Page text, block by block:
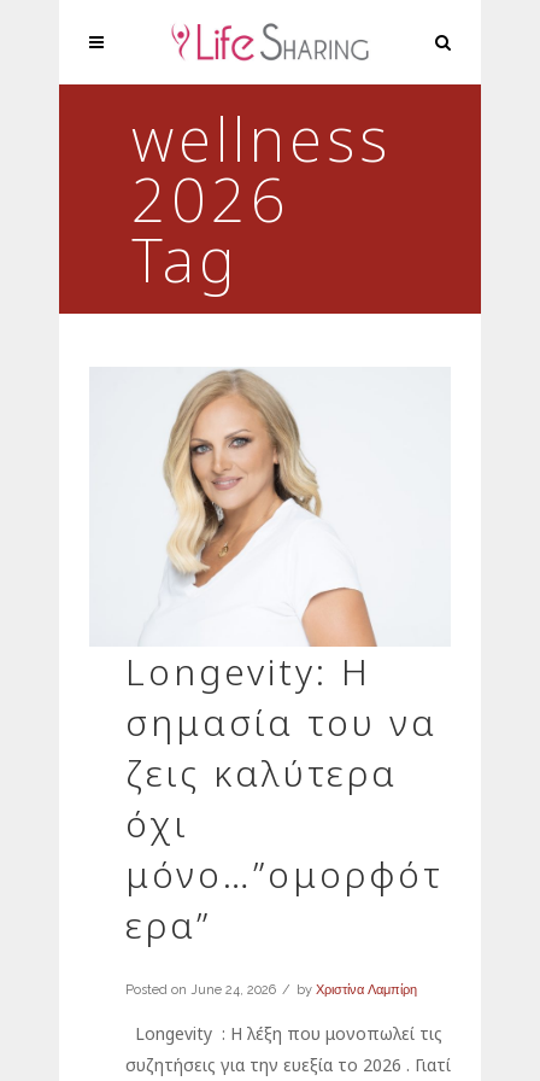
wellness
2026
Tag
Longevity: Η
σημασία του να
ζεις καλύτερα
όχι
μόνο…”ομορφότ
ερα”
Posted on June 24, 2026 by Χριστίνα Λαμπίρη
Longevity : Η λέξη που μονοπωλεί τις
συζητήσεις για την ευεξία το 2026 . Γιατί